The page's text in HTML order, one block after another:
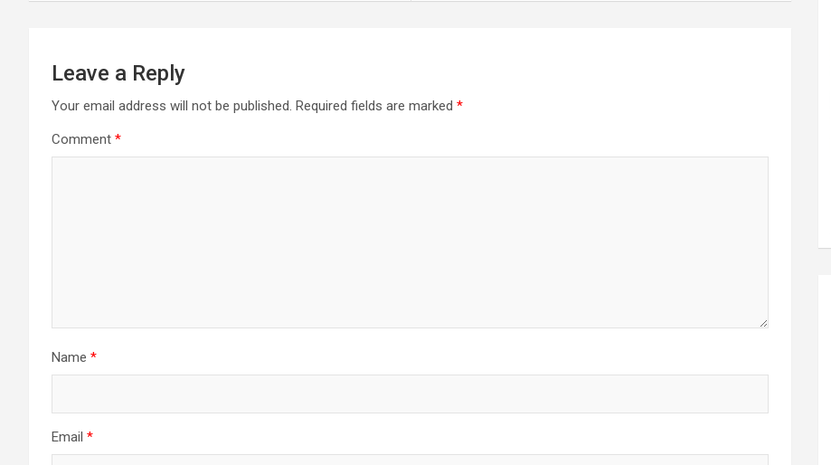
Leave a Reply
Your email address will not be published. Required fields are marked *
Comment *
Name *
Email *